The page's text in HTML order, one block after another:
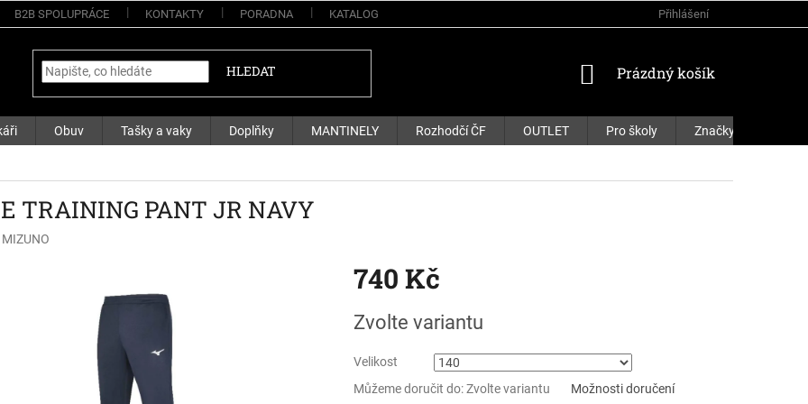
B2B SPOLUPRÁCE KONTAKTY PORADNA KATALOG Přihlášení
HLEDAT
NÁKUPNÍ
Prázdný košík
Obuv Tašky a vaky Doplňky MANTINELY Rozhodčí ČF OUTLET Pro školy Značky
TRAINING PANT JR NAVY
MIZUNO
740 Kč
cena:
Zvolte variantu
Velikost
Můžeme doručit do: Zvolte variantu Možnosti doručení